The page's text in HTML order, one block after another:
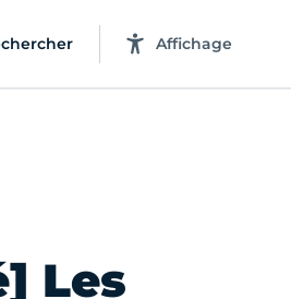
Affichage
Les